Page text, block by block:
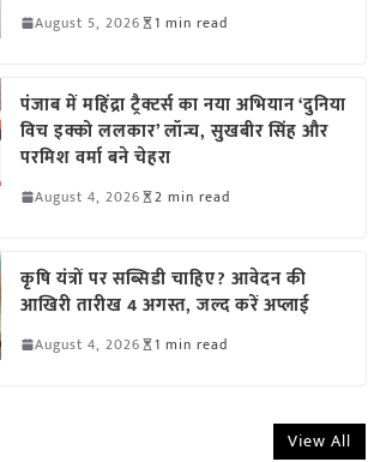
August 5, 2026 1 min read
पंजाब में महिंद्रा ट्रैक्टर्स का नया अभियान ‘दुनिया
विच इक्को ललकार’ लॉन्च, सुखबीर सिंह और
परमिश वर्मा बने चेहरा
August 4, 2026 2 min read
कृषि यंत्रों पर सब्सिडी चाहिए? आवेदन की
आखिरी तारीख 4 अगस्त, जल्द करें अप्लाई
August 4, 2026 1 min read
View All